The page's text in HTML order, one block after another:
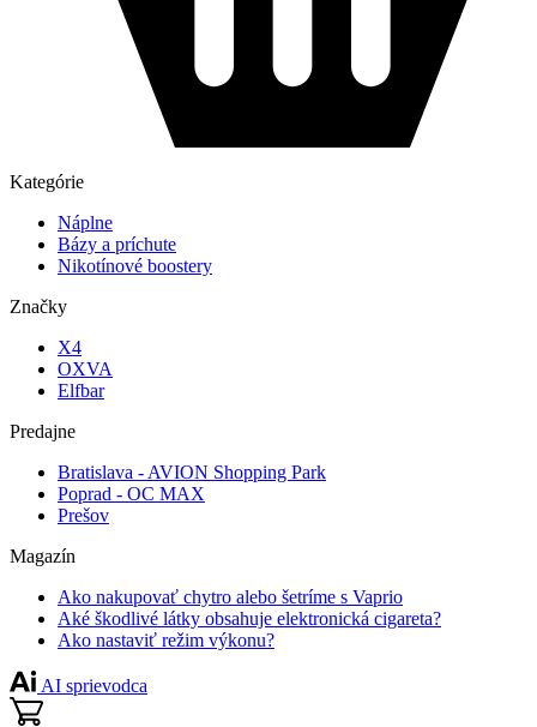
Kategórie
Náplne
Bázy a príchute
Nikotínové boostery
Značky
X4
OXVA
Elfbar
Predajne
Bratislava - AVION Shopping Park
Poprad - OC MAX
Prešov
Magazín
Ako nakupovať chytro alebo šetríme s Vaprio
Aké škodlivé látky obsahuje elektronická cigareta?
Ako nastaviť režim výkonu?
AI sprievodca